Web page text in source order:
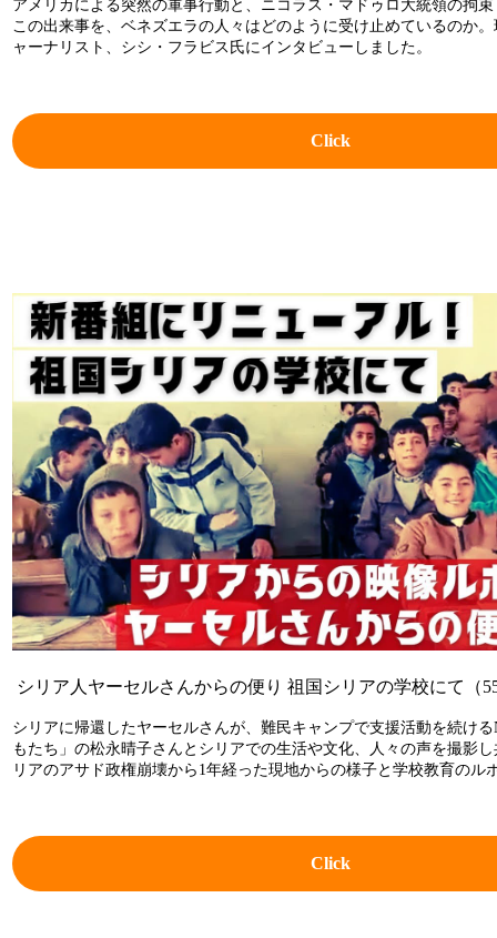
アメリカによる突然の軍事行動と、ニコラス・マドゥロ大統領の拘
この出来事を、ベネズエラの人々はどのように受け止めているのか
ャーナリスト、シシ・フラビス氏にインタビューしました。
Click
シリア人ヤーセルさんからの便り 祖国シリアの学校にて（
シリアに帰還したヤーセルさんが、難民キャンプで支援活動を続け
もたち」の松永晴子さんとシリアでの生活や文化、人々の声を撮影
リアのアサド政権崩壊から1年経った現地からの様子と学校教育のル
Click